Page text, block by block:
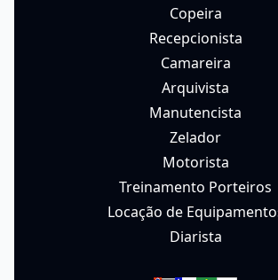
Copeira
Recepcionista
Camareira
Arquivista
Manutencista
Zelador
Motorista
Treinamento Porteiros
Locação de
Diarista